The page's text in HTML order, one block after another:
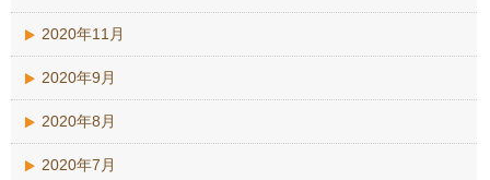
2020年11月
2020年9月
2020年8月
2020年7月